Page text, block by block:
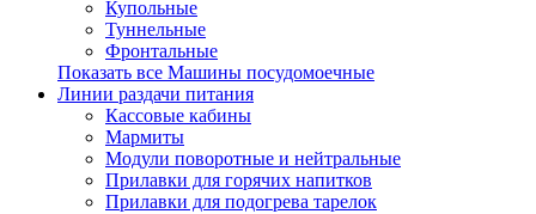
Купольные
Туннельные
Фронтальные
Показать все Машины посудомоечные
Линии раздачи питания
Кассовые кабины
Мармиты
Модули поворотные и нейтральные
Прилавки для горячих напитков
Прилавки для подогрева тарелок